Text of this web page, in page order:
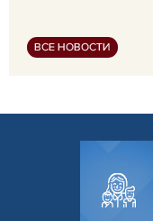
ВСЕ НОВОСТИ